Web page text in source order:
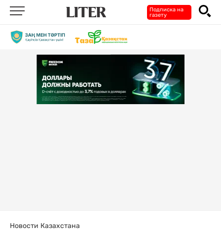
Подписка на
газету
Новости Казахстана